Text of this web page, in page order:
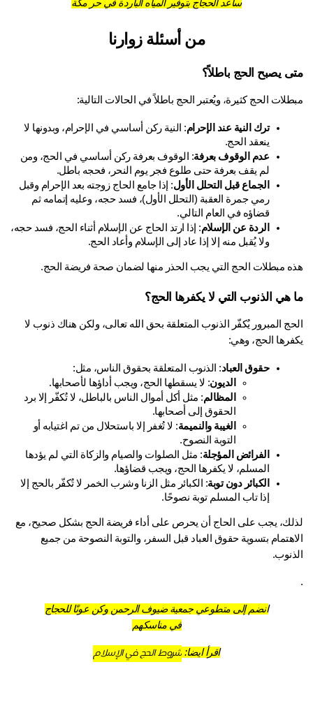
ساعد الحجاج بتوفير المياه الباردة في حر مكة
من أسئلة زوارنا
يصبح الحج باطلاً؟
الحج كثيرة، ويُعتبر الحج باطلاً في الحالات التالية:
ترك النية عند الإحرام
: النية ركن أساسي في الإحرام، وبدونها لا
ينعقد الحج.
عدم الوقوف بعرفة
: الوقوف بعرفة ركن أساسي في الحج، ومن
لم يقف بعرفة حتى طلوع فجر يوم النحر، فحجه باطل.
الجماع قبل التحلل الأول
: إذا جامع الحاج زوجته بعد الإحرام وقبل
رمي جمرة العقبة (التحلل الأول)، فسد حجه، وعليه إتمامه ثم
قضاؤه في العام التالي.
الردة عن الإسلام
: إذا ارتد الحاج عن الإسلام أثناء الحج، فسد حجه،
ولا يُقبل منه إلا إذا عاد إلى الإسلام وأعاد الحج.
مبطلات الحج التي يجب الحذر منها لضمان صحة فريضة الحج.
هي الذنوب التي لا يكفرها الحج؟
الحج المبرور يُكفّر الذنوب المتعلقة بحق الله تعالى، ولكن هناك ذنوب لا
الحج، وهي:
حقوق العباد : الذنوب المتعلقة بحقوق الناس، مثل:
الديون: لا يسقطها الحج، ويجب أداؤها لأصحابها.
المظالم
: مثل أكل أموال الناس بالباطل، لا تُكفّر إلا برد
الحقوق إلى أصحابها.
الغيبة والنميمة
: لا تُغفر إلا باستحلال من تم اغتيابه أو
التوبة النصوح.
الفرائض المؤجلة
: مثل الصلوات والصيام والزكاة التي لم يؤدها
المسلم، لا يكفرها الحج، ويجب قضاؤها.
الكبائر دون توبة
: الكبائر مثل الزنا وشرب الخمر لا تُكفّر بالحج إلا
إذا تاب المسلم توبة نصوحًا.
لذلك، يجب على الحاج أن يحرص على أداء فريضة الحج بشكل صحيح، مع
الاهتمام بتسوية حقوق العباد قبل السفر، والتوبة النصوحة من جميع
انضم إلى متطوعي جمعية ضيوف الرحمن وكن عونًا للحجاج
في مناسكهم
اقرأ ايضا: شروط الحج في الإسلام